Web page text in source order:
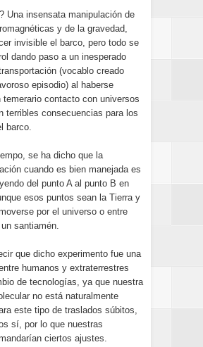
Una insensata manipulación de
y de la gravedad,
invisible el barco, pero todo se
dando paso a un inesperado
(vocablo creado
episodio) al haberse
temerario contacto con universos
terribles consecuencias para los
barco.
se ha dicho que la
cuando es bien manejada es
del punto A al punto B en
esos puntos sean la Tierra y
por el universo o entre
santiamén.
que dicho experimento fue una
humanos y extraterrestres
de tecnologías, ya que nuestra
no está naturalmente
este tipo de traslados súbitos,
sí, por lo que nuestras
ciertos ajustes.